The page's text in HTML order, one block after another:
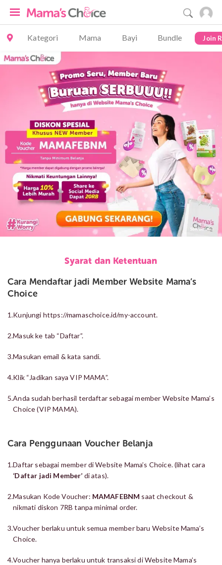
Kategori Mama Bayi Bundle Join
Syarat dan Ketentuan
Cara Mendaftar jadi Member Website Mama’s
Choice
1.Kunjungi https://mamaschoice.id/my-account.
2.Masuk ke tab “Daftar”.
3.Masukan email & kata sandi.
4.Klik “Jadikan saya VIP MAMA”.
5.Anda sudah berhasil terdaftar sebagai member Website Mama’s
Choice (VIP MAMA).
Cara Penggunaan Voucher Belanja
1.Daftar sebagai member di Website Mama’s Choice. (lihat cara
‘Daftar jadi Member’ di atas).
2.Masukan Kode Voucher: MAMAFEBNM saat checkout &
nikmati diskon 7RB tanpa minimal order.
3.Voucher berlaku untuk semua member baru Website Mama’s
Choice.
4.Voucher hanya berlaku untuk transaksi di Website Mama’s